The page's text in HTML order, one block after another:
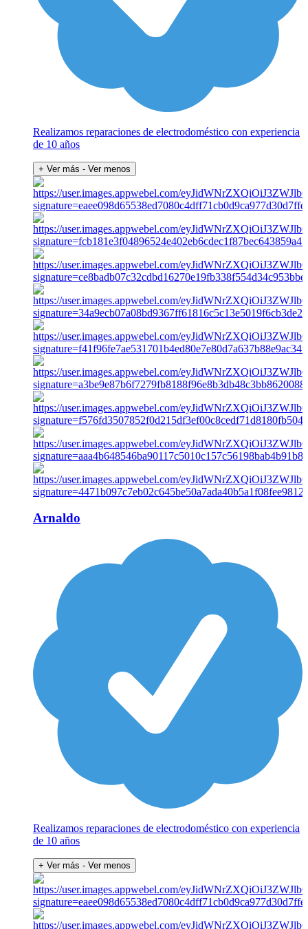
Realizamos reparaciones de electrodoméstico con experiencia
de 10 años
+ Ver más - Ver menos
Arnaldo
Realizamos reparaciones de electrodoméstico con experiencia
de 10 años
+ Ver más - Ver menos